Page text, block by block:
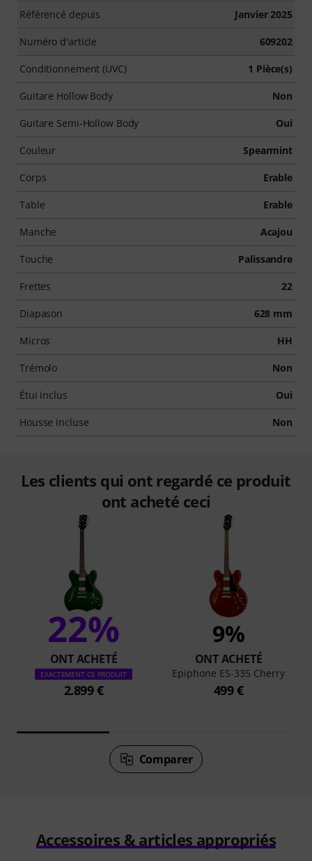
Référencé depuis Janvier 2025
Numéro d'article 609202
Conditionnement (UVC) 1 Pièce(s)
Guitare Hollow Body Non
Guitare Semi-Hollow Body Oui
Couleur Spearmint
Corps Erable
Table Erable
Manche Acajou
Touche Palissandre
Frettes 22
Diapason 628 mm
Micros HH
Trémolo Non
Étui inclus Oui
Housse incluse Non
Les clients qui ont regardé ce produit
ont acheté ceci
22%
ONT ACHETÉ
EXACTEMENT CE PRODUIT
2.899 €
9%
ONT ACHETÉ
Epiphone ES-335 Cherry
499 €
Comparer
Accessoires & articles appropriés